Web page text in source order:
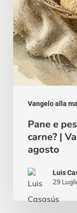
Vangelo alla
di
carne?
|
Vangelo
del
giorno,
agostoPane e
carne? |
agosto
Luis
29